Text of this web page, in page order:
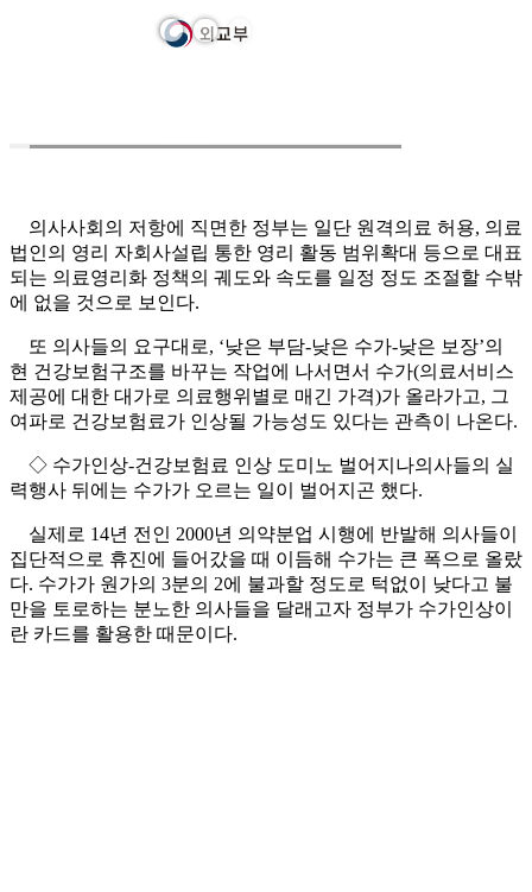
의사사회의 저항에 직면한 정부는 일단 원격의료 허용, 의료
법인의 영리 자회사설립 통한 영리 활동 범위확대 등으로 대표
되는 의료영리화 정책의 궤도와 속도를 일정 정도 조절할 수밖
에 없을 것으로 보인다.
또 의사들의 요구대로, ‘낮은 부담-낮은 수가-낮은 보장’의
현 건강보험구조를 바꾸는 작업에 나서면서 수가(의료서비스
제공에 대한 대가로 의료행위별로 매긴 가격)가 올라가고, 그
여파로 건강보험료가 인상될 가능성도 있다는 관측이 나온다.
◇ 수가인상-건강보험료 인상 도미노 벌어지나의사들의 실
력행사 뒤에는 수가가 오르는 일이 벌어지곤 했다.
실제로 14년 전인 2000년 의약분업 시행에 반발해 의사들이
집단적으로 휴진에 들어갔을 때 이듬해 수가는 큰 폭으로 올랐
다. 수가가 원가의 3분의 2에 불과할 정도로 턱없이 낮다고 불
만을 토로하는 분노한 의사들을 달래고자 정부가 수가인상이
란 카드를 활용한 때문이다.